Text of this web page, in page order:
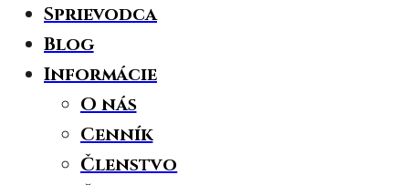
Sprievodca
Blog
Informácie
O nás
Cenník
Členstvo